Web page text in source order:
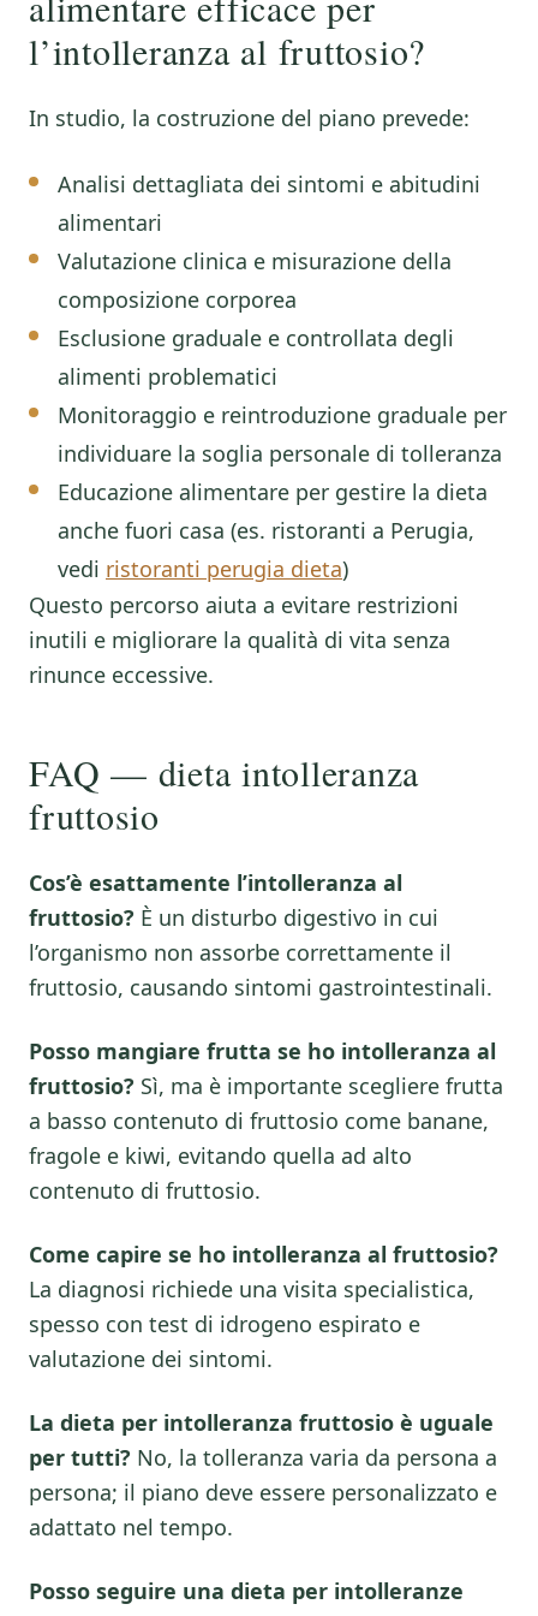
l’intolleranza al fruttosio?
In studio, la costruzione del piano prevede:
Analisi dettagliata dei sintomi e abitudini
alimentari
Valutazione clinica e misurazione della
composizione corporea
Esclusione graduale e controllata degli
alimenti problematici
Monitoraggio e reintroduzione graduale per
individuare la soglia personale di tolleranza
Educazione alimentare per gestire la dieta
anche fuori casa (es. ristoranti a Perugia,
vedi ristoranti perugia dieta)
Questo percorso aiuta a evitare restrizioni
inutili e migliorare la qualità di vita senza
rinunce eccessive.
FAQ — dieta intolleranza
fruttosio
Cos’è esattamente l’intolleranza al
fruttosio? È un disturbo digestivo in cui
l’organismo non assorbe correttamente il
fruttosio, causando sintomi gastrointestinali.
Posso mangiare frutta se ho intolleranza al
fruttosio? Sì, ma è importante scegliere frutta
a basso contenuto di fruttosio come banane,
fragole e kiwi, evitando quella ad alto
contenuto di fruttosio.
Come capire se ho intolleranza al fruttosio?
La diagnosi richiede una visita specialistica,
spesso con test di idrogeno espirato e
valutazione dei sintomi.
La dieta per intolleranza fruttosio è uguale
per tutti? No, la tolleranza varia da persona a
persona; il piano deve essere personalizzato e
adattato nel tempo.
Posso seguire una dieta per intolleranze